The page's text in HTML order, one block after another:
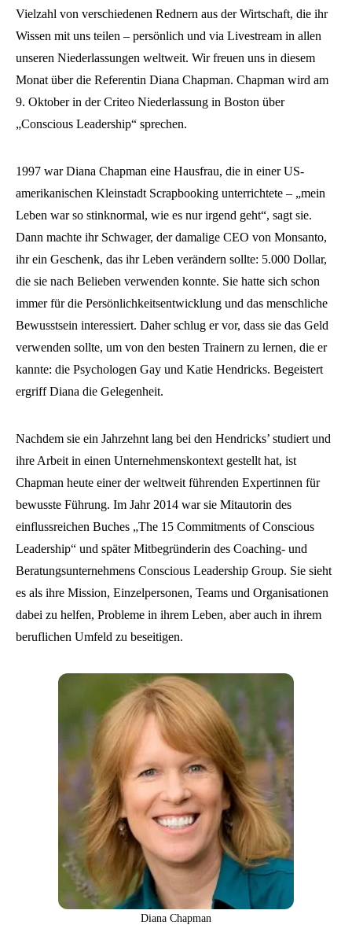
Vielzahl von verschiedenen Rednern aus der Wirtschaft, die ihr
Wissen mit uns teilen – persönlich und via Livestream in allen
unseren Niederlassungen weltweit. Wir freuen uns in diesem
Monat über die Referentin Diana Chapman. Chapman wird am
9. Oktober in der Criteo Niederlassung in Boston über
„Conscious Leadership“ sprechen.
1997 war Diana Chapman eine Hausfrau, die in einer US-
amerikanischen Kleinstadt Scrapbooking unterrichtete – „mein
Leben war so stinknormal, wie es nur irgend geht“, sagt sie.
Dann machte ihr Schwager, der damalige CEO von Monsanto,
ihr ein Geschenk, das ihr Leben verändern sollte: 5.000 Dollar,
die sie nach Belieben verwenden konnte. Sie hatte sich schon
immer für die Persönlichkeitsentwicklung und das menschliche
Bewusstsein interessiert. Daher schlug er vor, dass sie das Geld
verwenden sollte, um von den besten Trainern zu lernen, die er
kannte: die Psychologen Gay und Katie Hendricks. Begeistert
ergriff Diana die Gelegenheit.
Nachdem sie ein Jahrzehnt lang bei den Hendricks’ studiert und
ihre Arbeit in einen Unternehmenskontext gestellt hat, ist
Chapman heute einer der weltweit führenden Expertinnen für
bewusste Führung. Im Jahr 2014 war sie Mitautorin des
einflussreichen Buches „The 15 Commitments of Conscious
Leadership“ und später Mitbegründerin des Coaching- und
Beratungsunternehmens Conscious Leadership Group. Sie sieht
es als ihre Mission, Einzelpersonen, Teams und Organisationen
dabei zu helfen, Probleme in ihrem Leben, aber auch in ihrem
beruflichen Umfeld zu beseitigen.
Diana Chapman